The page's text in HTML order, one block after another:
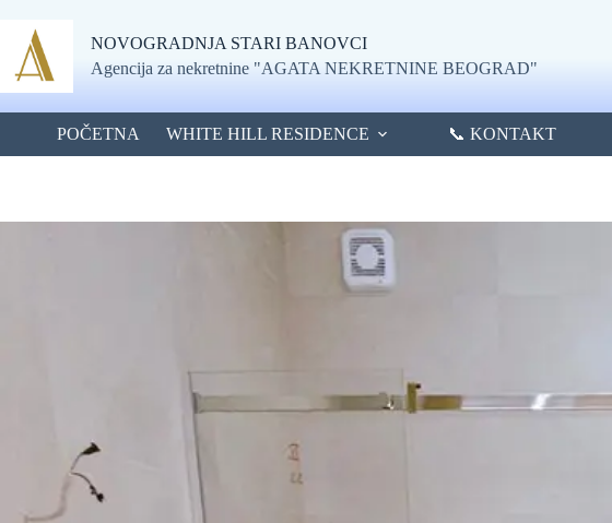
content
NOVOGRADNJA STARI BANOVCI
Agencija za nekretnine "AGATA NEKRETNINE BEOGRAD"
POČETNA WHITE HILL RESIDENCE 📞 KONTAKT